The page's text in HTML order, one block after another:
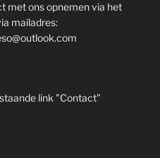
met ons opnemen via het
mailadres:
link "Contact"